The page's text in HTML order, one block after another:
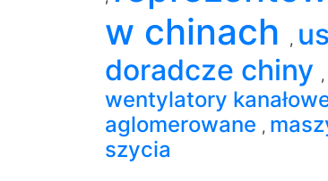
w chinach
,
doradcze chiny ,
wentylatory
aglomerowane ,
szycia